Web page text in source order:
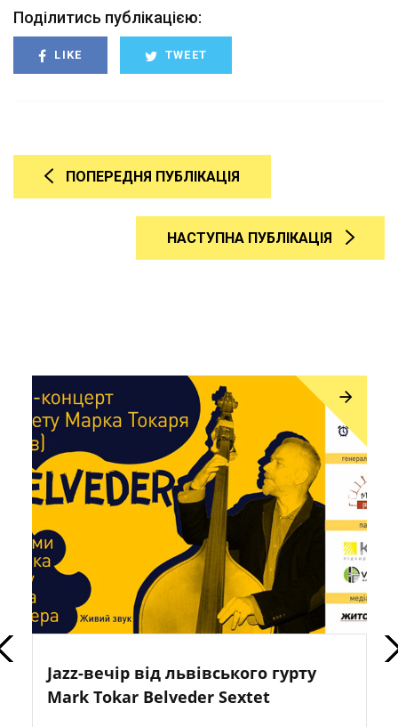
Поділитись публікацією:
LIKE TWEET
ПОПЕРЕДНЯ ПУБЛІКАЦІЯ
НАСТУПНА ПУБЛІКАЦІЯ
Jazz-вечір від львівського гурту
Mark Tokar Belveder Sextet